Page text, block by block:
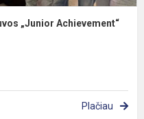
„Junior Achievement“
Plačiau